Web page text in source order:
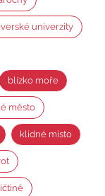
univerzity
blízko moře
město
klidné místo